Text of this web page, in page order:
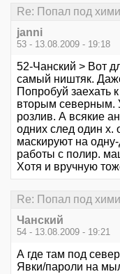
Re: Попал под
janni
53 - 13.08.2009 - 19:18
52-Чанский > Вот
самый ништяк.
Попробуй заехать
вторым северным.
розлив. А всякие
одних след один х.
маскируют на
работы с полир.
Хотя и вручную
Re: Попал под
Чанский
54 - 13.08.2009 - 19:21
А где там под
Явки/пароли на